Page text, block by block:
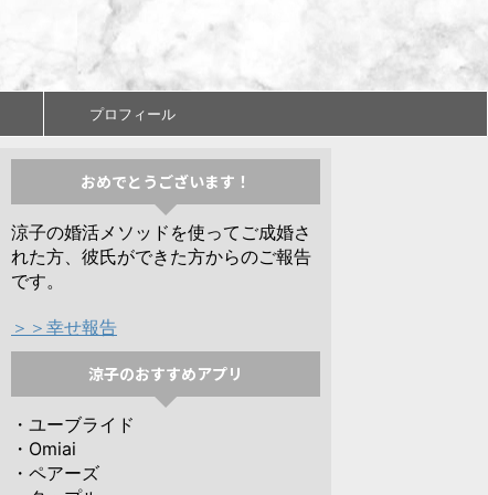
プロフィール
おめでとうございます！
涼子の婚活メソッドを使ってご成婚さ
れた方、彼氏ができた方からのご報告
です。
＞＞幸せ報告
涼子のおすすめアプリ
・ユーブライド
・Omiai
・ペアーズ